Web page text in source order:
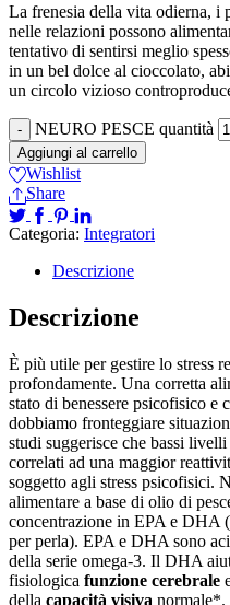
La frenesia della vita odierna, i
nelle relazioni possono
tentativo di sentirsi meglio
in un bel dolce al cioccolato,
un circolo vizioso
NEURO PESCE quantità
Aggiungi al carrello
Wishlist
Share
Categoria: Integratori
Descrizione
Descrizione
È più utile per gestire lo stress
profondamente. Una corretta
stato di benessere psicofisico
dobbiamo fronteggiare
studi suggerisce che bassi
correlati ad una maggior
soggetto agli stress psicofisici.
alimentare a base di olio di
concentrazione in EPA e DHA
per perla). EPA e DHA sono
della serie omega-3. Il DHA
fisiologica funzione cerebrale
della capacità visiva normale*.